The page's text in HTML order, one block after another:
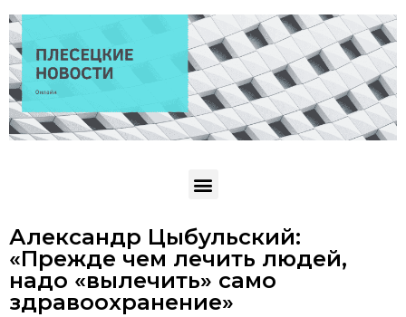
Александр Цыбульский:
«Прежде чем лечить людей,
надо «вылечить» само
здравоохранение»